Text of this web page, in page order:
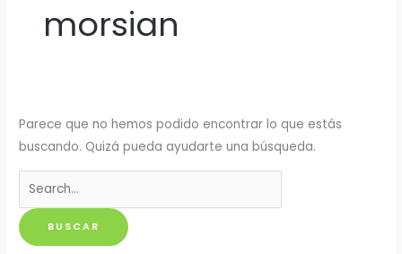
morsian
Parece que no hemos podido encontrar lo que estás
buscando. Quizá pueda ayudarte una búsqueda.
Buscar
por: